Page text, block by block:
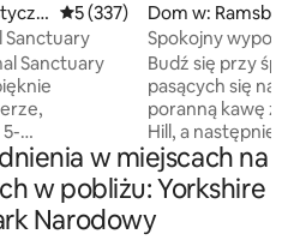
Średnia ocena: 5 na 5, liczba
5 (337)
Sanctuary
Sanctuary
i położonym
5
możesz
Dom w:
Spokojny
parowymi i
Budź się przy
pasących się na
poranną kawę z
Hill, a następnie
malowniczych
dla miłośników
Zobaczaj, jak
przejeżdżają
w miejscach na
w pobliżu: Yorkshire
Narodowy